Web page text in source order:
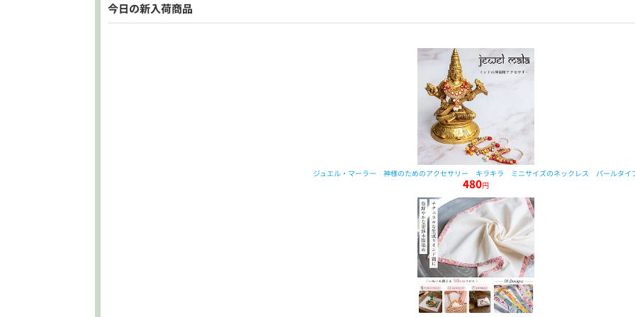
と
う
今日の新入荷商品
ジュエル・マーラー 神様のためのアクセサリー キラキラ ミニサイズのネックレス パールタイ
480円